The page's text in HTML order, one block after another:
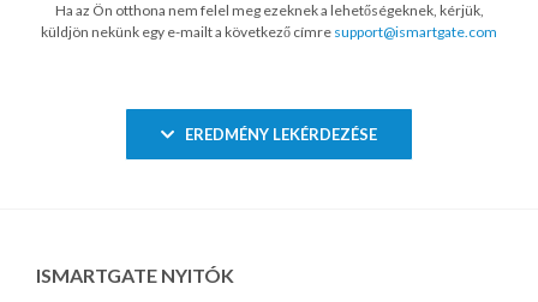
Ha az Ön otthona nem felel meg ezeknek a lehetőségeknek, kérjük,
küldjön nekünk egy e-mailt a következő címre support@ismartgate.com
EREDMÉNY LEKÉRDEZÉSE
ISMARTGATE NYITÓK